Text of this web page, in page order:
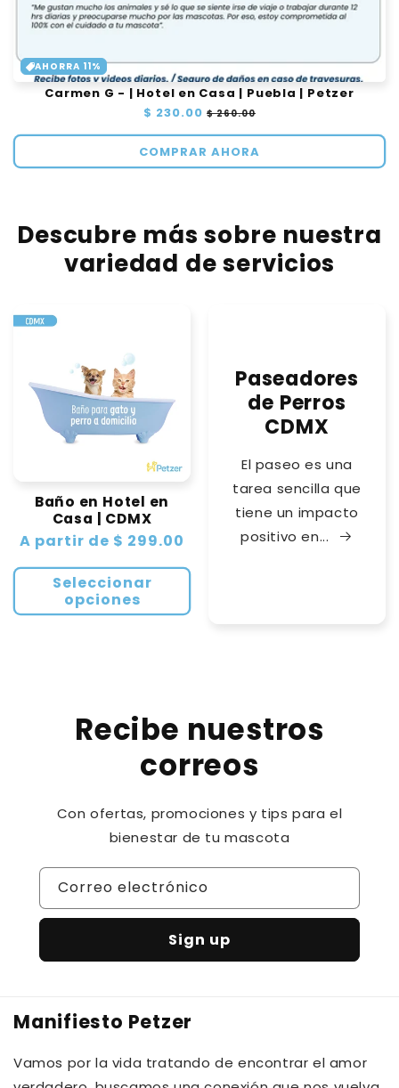
AHORRA 11%
Carmen G - | Hotel en Casa | Puebla | Petzer
Precio
$ 230.00 Precio
oferta
$ 260.00
COMPRAR AHORA
Descubre más sobre nuestra
variedad de servicios
Baño en Hotel en
Casa | CDMX
Precio
A partir de $ 299.00
Seleccionar
opciones
Paseadores
de Perros
CDMX
El paseo es una
tarea sencilla que
tiene un impacto
positivo en...
Recibe nuestros
correos
Con ofertas, promociones y tips para el
bienestar de tu mascota
Correo electrónico
Sign up
Manifiesto Petzer
Vamos por la vida tratando de encontrar el amor